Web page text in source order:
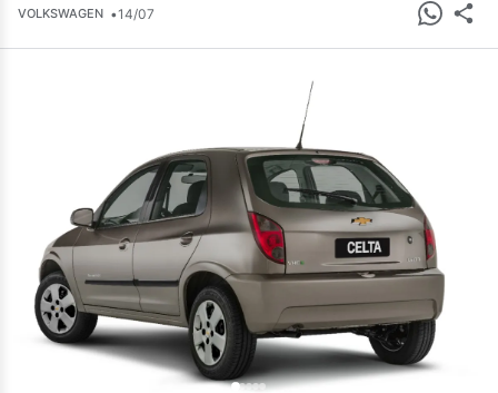
VOLKSWAGEN •14/07